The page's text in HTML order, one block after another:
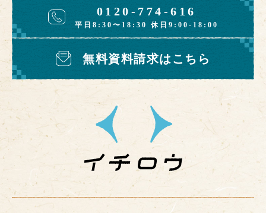
0120-774-616
平日8:30〜18:30 休日9:00-18:00
無料資料請求はこちら